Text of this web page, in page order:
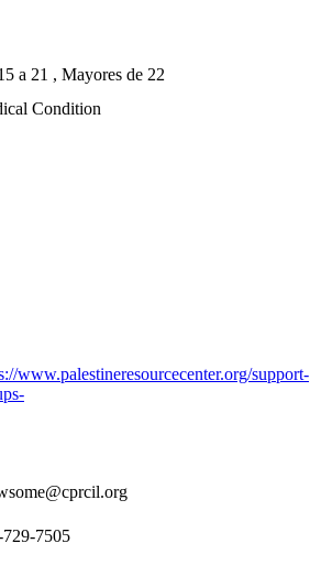
a 21 , Mayores de 22
Condition
www.palestineresourcecenter.org/support-
7505